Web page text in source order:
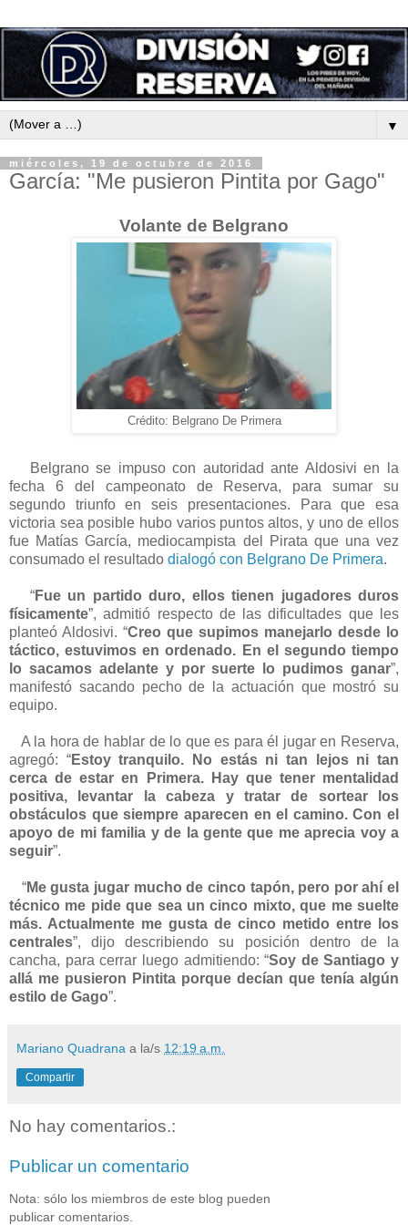
▼
miércoles, 19 de octubre de 2016
García: "Me pusieron Pintita por Gago"
Volante de Belgrano
Crédito: Belgrano De Primera
Belgrano se impuso con autoridad ante Aldosivi en la
fecha 6 del campeonato de Reserva, para sumar su
segundo triunfo en seis presentaciones. Para que esa
victoria sea posible hubo varios puntos altos, y uno de ellos
fue Matías García, mediocampista del Pirata que una vez
consumado el resultado dialogó con Belgrano De Primera.
“Fue un partido duro, ellos tienen jugadores duros
físicamente”, admitió respecto de las dificultades que les
planteó Aldosivi. “Creo que supimos manejarlo desde lo
táctico, estuvimos en ordenado. En el segundo tiempo
lo sacamos adelante y por suerte lo pudimos ganar”,
manifestó sacando pecho de la actuación que mostró su
equipo.
A la hora de hablar de lo que es para él jugar en Reserva,
agregó: “Estoy tranquilo. No estás ni tan lejos ni tan
cerca de estar en Primera. Hay que tener mentalidad
positiva, levantar la cabeza y tratar de sortear los
obstáculos que siempre aparecen en el camino. Con el
apoyo de mi familia y de la gente que me aprecia voy a
seguir”.
“Me gusta jugar mucho de cinco tapón, pero por ahí el
técnico me pide que sea un cinco mixto, que me suelte
más. Actualmente me gusta de cinco metido entre los
centrales”, dijo describiendo su posición dentro de la
cancha, para cerrar luego admitiendo: “Soy de Santiago y
allá me pusieron Pintita porque decían que tenía algún
estilo de Gago”.
Mariano Quadrana a la/s 12:19 a.m.
Compartir
No hay comentarios.:
Publicar un comentario
Nota: sólo los miembros de este blog pueden
publicar comentarios.